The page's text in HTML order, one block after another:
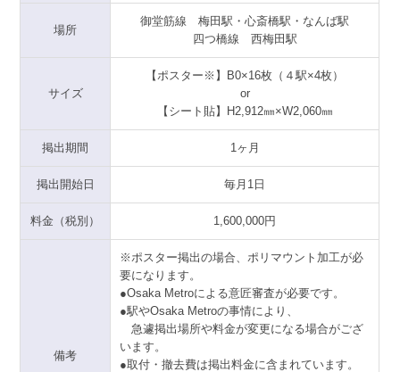
場所
御堂筋線 梅田駅・心斎橋駅・なんば駅
四つ橋線 西梅田駅
サイズ
【ポスター※】B0×16枚（４駅×4枚）
or
【シート貼】H2,912㎜×W2,060㎜
掲出期間 1ヶ月
掲出開始日 毎月1日
料金（税別） 1,600,000円
備考
※ポスター掲出の場合、ポリマウント加工が必
要になります。
●Osaka Metroによる意匠審査が必要です。
●駅やOsaka Metroの事情により、
急遽掲出場所や料金が変更になる場合がござ
います。
●取付・撤去費は掲出料金に含まれています。